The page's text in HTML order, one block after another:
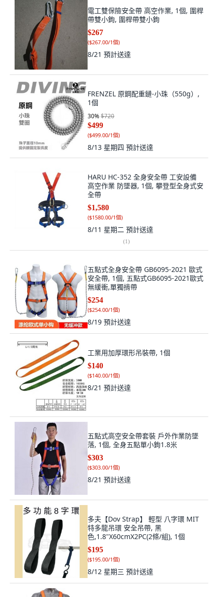
電工雙保險安全帶 高空作業, 1個, 圍桿
帶雙小鉤, 圍桿帶雙小鉤
$267
($267.00/1個)
8/21 預計送達
FRENZEL 原鋼配重鏈-小珠（550g）,
1個
30%$720
$499
($499.00/1個)
8/13 星期四 預計送達
HARU HC-352 全身安全帶 工安設備
高空作業 防墜器, 1個, 攀登型全身式安
全帶
$1,580
($1580.00/1個)
8/11 星期二 預計送達
(1)
五點式全身安全帶 GB6095-2021 歐式
安全帶, 1個, 五點式GB6095-2021歐式
無緩衝,單獨揹帶
$254
($254.00/1個)
8/19 預計送達
工業用加厚環形吊裝帶, 1個
$140
($140.00/1個)
8/21 預計送達
五點式高空安全帶套裝 戶外作業防墜
落, 1個, 全身五點單小鉤1.8米
$303
($303.00/1個)
8/21 預計送達
多夫【Dov Strap】 輕型 八字環 MIT
特多龍吊環 安全吊帶, 黑
色,1.8"X60cmX2PC(2條/組), 1個
$195
($195.00/1個)
8/12 星期三 預計送達